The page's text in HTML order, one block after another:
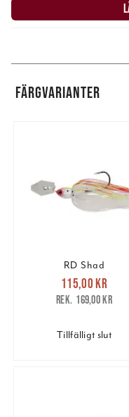
FÄRGVARIANTER
RD Shad
Nuvarande pris
115,00 krTidigare
169,00 kr
115,00 kr
169,00 kr
Tillfälligt slut